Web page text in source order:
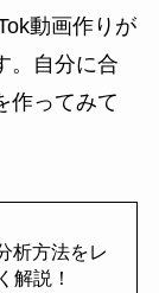
動画作りが
。自分に合
作ってみて
析方法をレ
解説！